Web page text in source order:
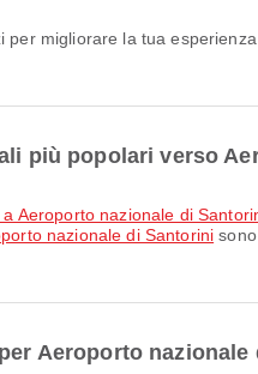
più popolari verso
Aeroporto nazionale di
nazionale di Santorini
Aeroporto